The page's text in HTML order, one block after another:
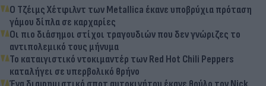
Ο Τζέιμς Χέτφιλντ των Metallica έκανε υποβρύχια πρόταση
γάμου δίπλα σε καρχαρίες
Οι πιο διάσημοι στίχοι τραγουδιών που δεν γνώριζες το
αντιπολεμικό τους μήνυμα
To καταιγιστικό ντοκιμαντέρ των Red Hot Chili Peppers
καταλήγει σε υπερβολικό θρήνο